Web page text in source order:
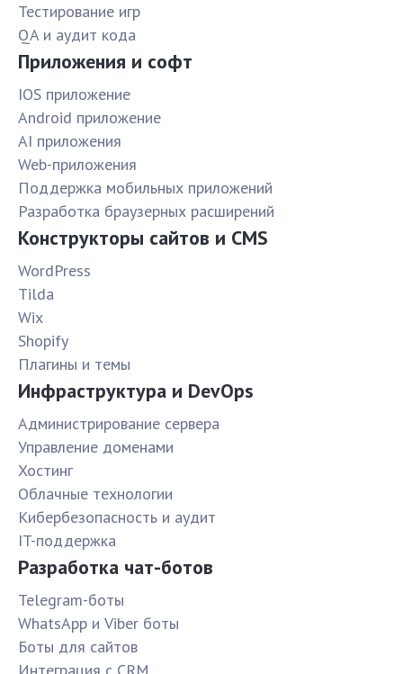
Тестирование игр
QA и аудит кода
Приложения и софт
IOS приложение
Android приложение
AI приложения
Web-приложения
Поддержка мобильных приложений
Разработка браузерных расширений
Конструкторы сайтов и CMS
WordPress
Tilda
Wix
Shopify
Плагины и темы
Инфраструктура и DevOps
Администрирование сервера
Управление доменами
Хостинг
Облачные технологии
Кибербезопасность и аудит
IT-поддержка
Разработка чат-ботов
Telegram-боты
WhatsApp и Viber боты
Боты для сайтов